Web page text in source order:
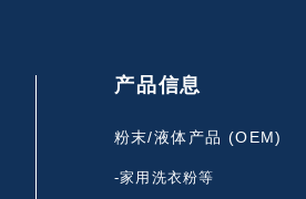
产品信息
粉末/液体产品 (OEM)
-家用洗衣粉等